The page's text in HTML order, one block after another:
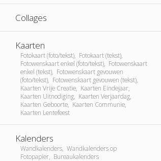
Collages
Kaarten
Fotokaart (foto/tekst), Fotokaart (tekst),
Fotowenskaart enkel (foto/tekst), Fotowenskaart
enkel (tekst), Fotowenskaart gevouwen
(foto/tekst), Fotowenskaart gevouwen (tekst),
Kaarten Vrije Creatie, Kaarten Eindejaar,
Kaarten Uitnodiging, Kaarten Verjaardag,
Kaarten Geboorte, Kaarten Communie,
Kaarten Lentefeest
Kalenders
Wandkalenders, Wandkalenders op
Fotopapier, Bureaukalenders